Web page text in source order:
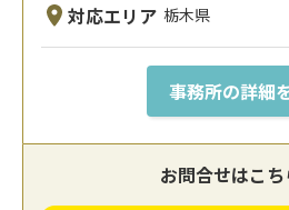
対応エリア 栃木県
事務所の詳細
お問合せはこち